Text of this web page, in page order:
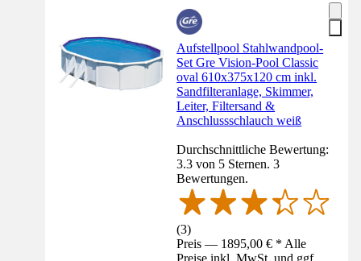
Aufstellpool Stahlwandpool-
Set Gre Vision-Pool Classic
oval 610x375x120 cm inkl.
Sandfilteranlage, Skimmer,
Leiter, Filtersand &
Anschlussschlauch weiß
Durchschnittliche Bewertung:
3.3 von 5 Sternen. 3
Bewertungen.
(3)
Preis — 1895,00 € * Alle
Preise inkl. MwSt. und ggf.